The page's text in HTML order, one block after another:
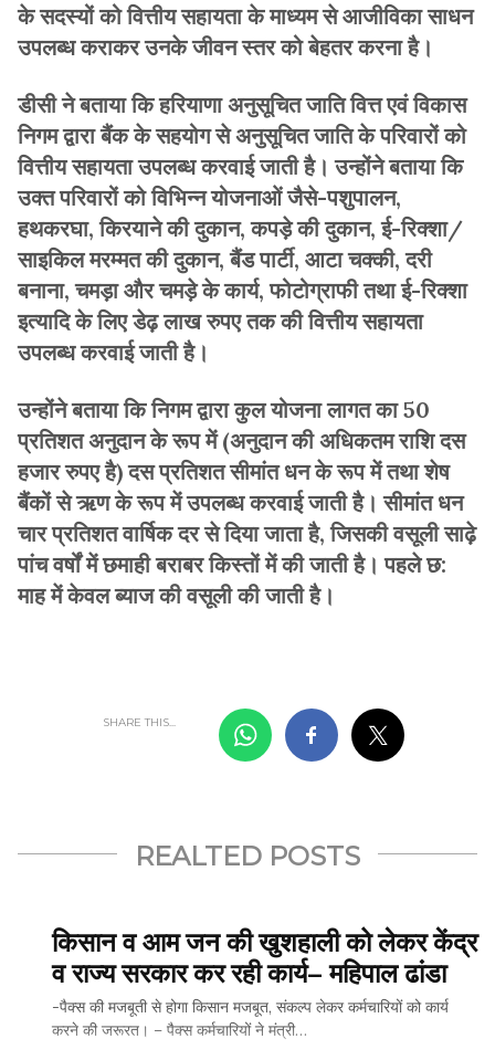
के सदस्यों को वित्तीय सहायता के माध्यम से आजीविका साधन
उपलब्ध कराकर उनके जीवन स्तर को बेहतर करना है।
डीसी ने बताया कि हरियाणा अनुसूचित जाति वित्त एवं विकास
निगम द्वारा बैंक के सहयोग से अनुसूचित जाति के परिवारों को
वित्तीय सहायता उपलब्ध करवाई जाती है। उन्होंने बताया कि
उक्त परिवारों को विभिन्न योजनाओं जैसे-पशुपालन,
हथकरघा, किरयाने की दुकान, कपड़े की दुकान, ई-रिक्शा/
साइकिल मरम्मत की दुकान, बैंड पार्टी, आटा चक्की, दरी
बनाना, चमड़ा और चमड़े के कार्य, फोटोग्राफी तथा ई-रिक्शा
इत्यादि के लिए डेढ़ लाख रुपए तक की वित्तीय सहायता
उपलब्ध करवाई जाती है।
उन्होंने बताया कि निगम द्वारा कुल योजना लागत का 50
प्रतिशत अनुदान के रूप में (अनुदान की अधिकतम राशि दस
हजार रुपए है) दस प्रतिशत सीमांत धन के रूप में तथा शेष
बैंकों से ऋण के रूप में उपलब्ध करवाई जाती है। सीमांत धन
चार प्रतिशत वार्षिक दर से दिया जाता है, जिसकी वसूली साढ़े
पांच वर्षों में छमाही बराबर किस्तों में की जाती है। पहले छ:
माह में केवल ब्याज की वसूली की जाती है।
SHARE THIS...
REALTED POSTS
किसान व आम जन की खुशहाली को लेकर केंद्र
व राज्य सरकार कर रही कार्य– महिपाल ढांडा
-पैक्स की मजबूती से होगा किसान मजबूत, संकल्प लेकर कर्मचारियों को कार्य
करने की जरूरत। – पैक्स कर्मचारियों ने मंत्री…